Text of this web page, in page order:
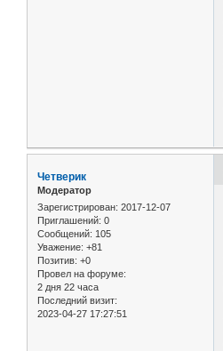
Четверик
Модератор
Зарегистрирован: 2017-12-07
Приглашений: 0
Сообщений: 105
Уважение: +81
Позитив: +0
Провел на форуме:
2 дня 22 часа
Последний визит:
2023-04-27 17:27:51